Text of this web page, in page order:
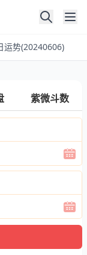
运势(20240606)
紫微斗数